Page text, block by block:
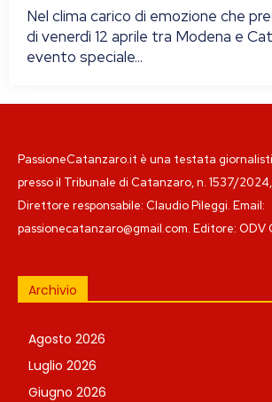
Nel clima carico di emozione che
di venerdì 12 aprile tra Modena e
evento speciale...
PassioneCatanzaro.it è una testata
presso il Tribunale di Catanzaro, n. 1537/
Direttore responsabile: Claudio Pileggi. Email:
passionecatanzaro@gmail.com. Editore: ODV
Archivio
Agosto 2026
Luglio 2026
Giugno 2026